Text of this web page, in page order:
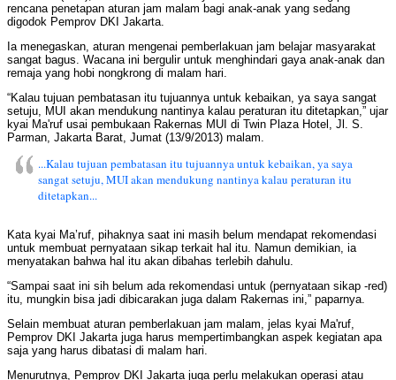
rencana penetapan aturan jam malam bagi anak-anak yang sedang
digodok Pemprov DKI Jakarta.
Ia menegaskan, aturan mengenai pemberlakuan jam belajar masyarakat
sangat bagus. Wacana ini bergulir untuk menghindari gaya anak-anak dan
remaja yang hobi nongkrong di malam hari.
“Kalau tujuan pembatasan itu tujuannya untuk kebaikan, ya saya sangat
setuju, MUI akan mendukung nantinya kalau peraturan itu ditetapkan,” ujar
kyai Ma'ruf usai pembukaan Rakernas MUI di Twin Plaza Hotel, Jl. S.
Parman, Jakarta Barat, Jumat (13/9/2013) malam.
...Kalau tujuan pembatasan itu tujuannya untuk kebaikan, ya saya
sangat setuju, MUI akan mendukung nantinya kalau peraturan itu
ditetapkan...
Kata kyai Ma’ruf, pihaknya saat ini masih belum mendapat rekomendasi
untuk membuat pernyataan sikap terkait hal itu. Namun demikian, ia
menyatakan bahwa hal itu akan dibahas terlebih dahulu.
“Sampai saat ini sih belum ada rekomendasi untuk (pernyataan sikap -red)
itu, mungkin bisa jadi dibicarakan juga dalam Rakernas ini,” paparnya.
Selain membuat aturan pemberlakuan jam malam, jelas kyai Ma'ruf,
Pemprov DKI Jakarta juga harus mempertimbangkan aspek kegiatan apa
saja yang harus dibatasi di malam hari.
Menurutnya, Pemprov DKI Jakarta juga perlu melakukan operasi atau